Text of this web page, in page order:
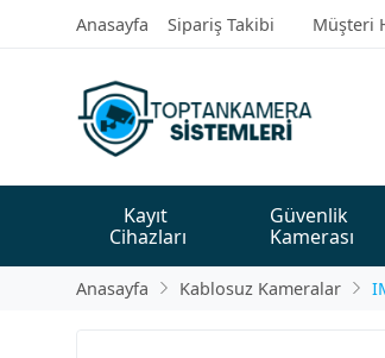
Anasayfa Sipariş Takibi Müşteri
Kayıt
Cihazları
Güvenlik
Kamerası
Anasayfa Kablosuz Kameralar